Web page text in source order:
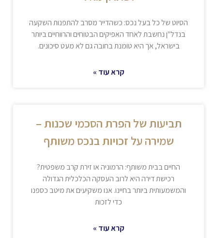
הסיוט של כל בעל נכס: כשהדייר מסרב להתפנות השקעה
בנדל"ן נחשבת לאחד האפיקים הבטוחים והרווחיים ביותר
בישראל, אך היא טומנת בחובה גם לא מעט סיכונים.
קרא עוד »
תביעות של הפרת הסכמי שכנות –
שמירה על זכויות בנכס משותף
החיים בבית משותף: הרמוניה או זירת קרב משפטית?
רכישת דירה היא לרוב העסקה הכלכלית הגדולה
והמשמעותית ביותר בחיינו. אנו משקיעים את מיטב כספנו
כדי לזכות
קרא עוד »